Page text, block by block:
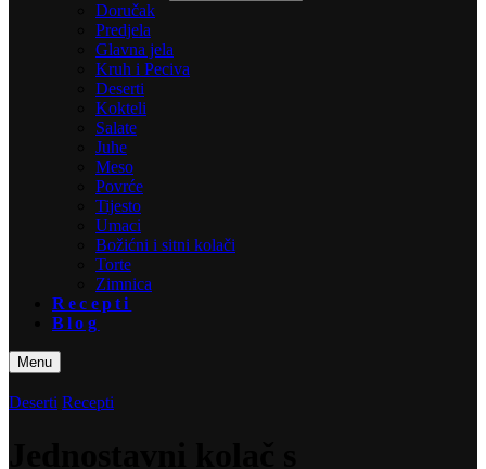
Doručak
Predjela
Glavna jela
Kruh i Peciva
Deserti
Kokteli
Salate
Juhe
Meso
Povrće
Tijesto
Umaci
Božićni i sitni kolači
Torte
Zimnica
Recepti
Blog
Menu
Deserti Recepti